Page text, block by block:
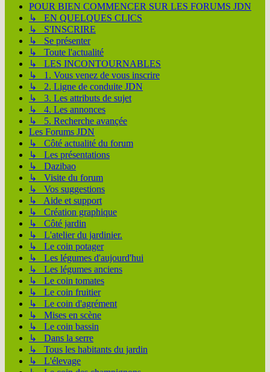
POUR BIEN COMMENCER SUR LES FORUMS JDN
↳ EN QUELQUES CLICS
↳ S'INSCRIRE
↳ Se présenter
↳ Toute l'actualité
↳ LES INCONTOURNABLES
↳ 1. Vous venez de vous inscrire
↳ 2. Ligne de conduite JDN
↳ 3. Les attributs de sujet
↳ 4. Les annonces
↳ 5. Recherche avançée
Les Forums JDN
↳ Côté actualité du forum
↳ Les présentations
↳ Dazibao
↳ Visite du forum
↳ Vos suggestions
↳ Aide et support
↳ Création graphique
↳ Côté jardin
↳ L'atelier du jardinier.
↳ Le coin potager
↳ Les légumes d'aujourd'hui
↳ Les légumes anciens
↳ Le coin tomates
↳ Le coin fruitier
↳ Le coin d'agrément
↳ Mises en scène
↳ Le coin bassin
↳ Dans la serre
↳ Tous les habitants du jardin
↳ L'élevage